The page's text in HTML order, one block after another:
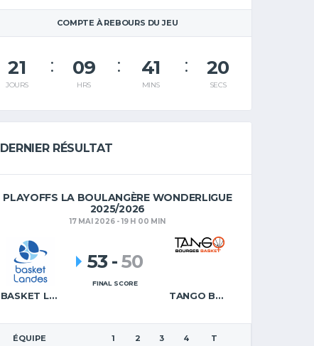
COMPTE À REBOURS DU JEU
21
JOURS
09
HRS
41
MINS
19
SECS
DERNIER RÉSULTAT
PLAYOFFS LA BOULANGÈRE WONDERLIGUE
2025/2026
17 MAI 2026 - 19 H 00 MIN
BASKET LANDES TANGO BOURGES BASKET
53 -50
FINAL SCORE
ÉQUIPE 1 2 3 4 T